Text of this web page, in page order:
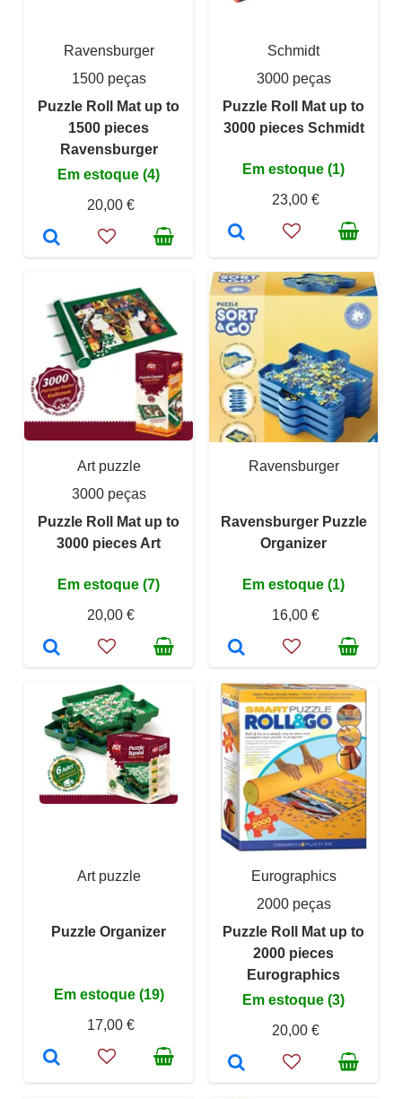
Ravensburger
1500 peças
Puzzle Roll Mat up to
1500 pieces
Ravensburger
Em estoque (4)
20,00 €
Schmidt
3000 peças
Puzzle Roll Mat up to
3000 pieces Schmidt
Em estoque (1)
23,00 €
Art puzzle
3000 peças
Puzzle Roll Mat up to
3000 pieces Art
Em estoque (7)
20,00 €
Ravensburger
Ravensburger Puzzle
Organizer
Em estoque (1)
16,00 €
Art puzzle
Puzzle Organizer
Em estoque (19)
17,00 €
Eurographics
2000 peças
Puzzle Roll Mat up to
2000 pieces
Eurographics
Em estoque (3)
20,00 €